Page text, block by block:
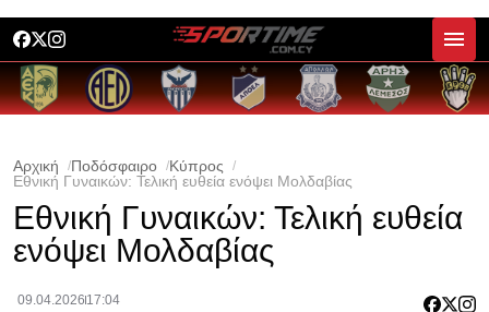
Αρχική Ποδόσφαιρο
Κύπρος
Εθνική Γυναικών: Τελική ευθεία ενόψει Μολδαβίας
Εθνική Γυναικών: Τελική ευθεία
ενόψει Μολδαβίας
09.04.2026 17:04